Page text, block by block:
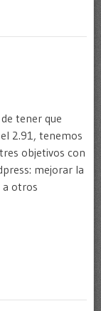
tener que
2.91, tenemos
objetivos con
mejorar la
a otros